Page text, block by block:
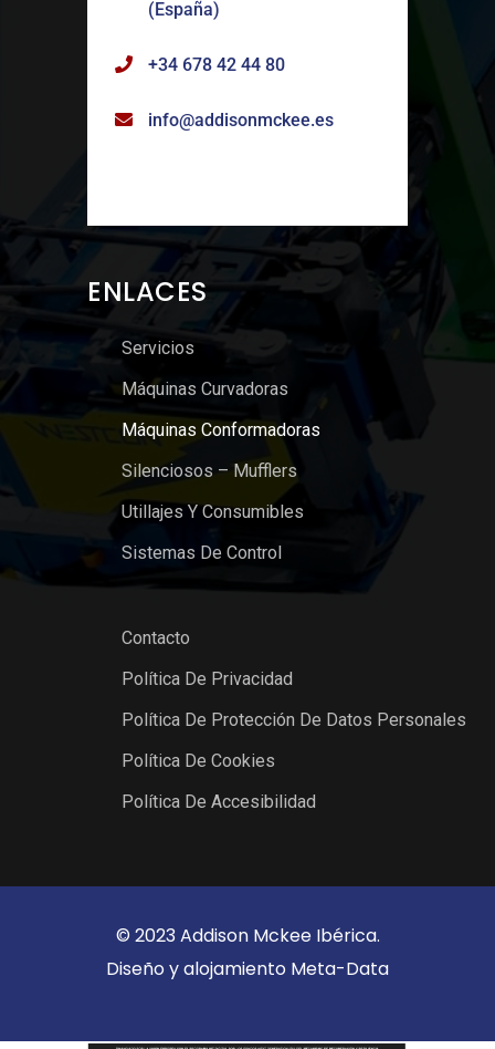
(España)
+34 678 42 44 80
info@addisonmckee.es
ENLACES
Servicios
Máquinas Curvadoras
Máquinas Conformadoras
Silenciosos – Mufflers
Utillajes Y Consumibles
Sistemas De Control
Contacto
Política De Privacidad
Política De Protección De Datos Personales
Política De Cookies
Política De Accesibilidad
© 2023 Addison Mckee Ibérica.
Diseño y alojamiento Meta-Data